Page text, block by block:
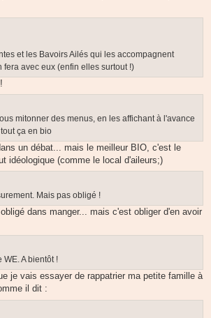
et les Bavoirs Ailés qui les accompagnent
fera avec eux (enfin elles surtout !)
mitonner des menus, en les affichant à l'avance
ça en bio
un débat... mais le meilleur BIO, c'est le
idéologique (comme le local d'aileurs;)
Mais pas obligé !
dans manger... mais c'est obliger d'en avoir
A bientôt !
je vais essayer de rappatrier ma petite famille à
il dit :